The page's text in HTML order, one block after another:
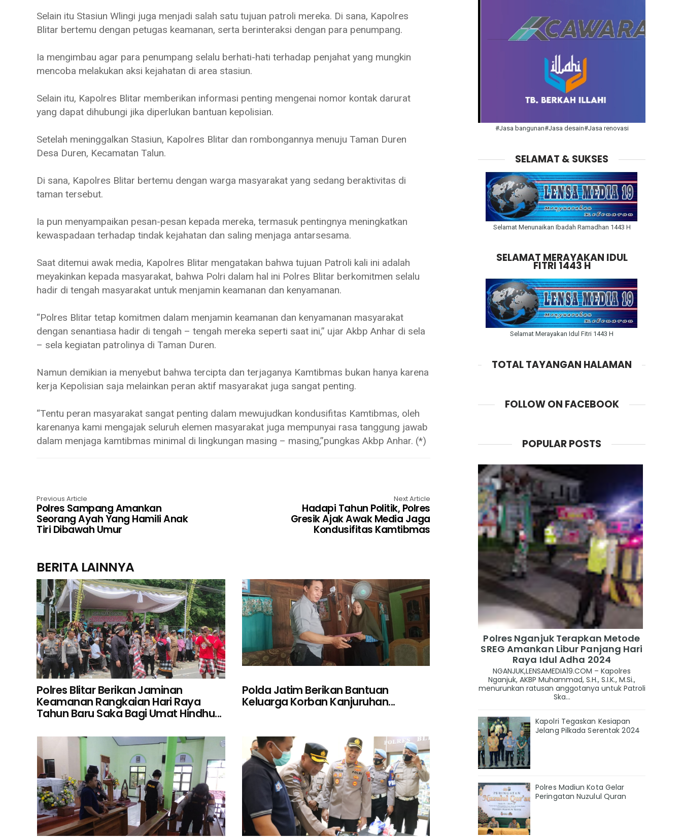
Selain itu Stasiun Wlingi juga menjadi salah satu tujuan patroli mereka. Di sana, Kapolres
Blitar bertemu dengan petugas keamanan, serta berinteraksi dengan para penumpang.
Ia mengimbau agar para penumpang selalu berhati-hati terhadap penjahat yang mungkin
mencoba melakukan aksi kejahatan di area stasiun.
Selain itu, Kapolres Blitar memberikan informasi penting mengenai nomor kontak darurat
yang dapat dihubungi jika diperlukan bantuan kepolisian.
Setelah meninggalkan Stasiun, Kapolres Blitar dan rombongannya menuju Taman Duren
Desa Duren, Kecamatan Talun.
Di sana, Kapolres Blitar bertemu dengan warga masyarakat yang sedang beraktivitas di
taman tersebut.
Ia pun menyampaikan pesan-pesan kepada mereka, termasuk pentingnya meningkatkan
kewaspadaan terhadap tindak kejahatan dan saling menjaga antarsesama.
Saat ditemui awak media, Kapolres Blitar mengatakan bahwa tujuan Patroli kali ini adalah
meyakinkan kepada masyarakat, bahwa Polri dalam hal ini Polres Blitar berkomitmen selalu
hadir di tengah masyarakat untuk menjamin keamanan dan kenyamanan.
“Polres Blitar tetap komitmen dalam menjamin keamanan dan kenyamanan masyarakat
dengan senantiasa hadir di tengah – tengah mereka seperti saat ini,” ujar Akbp Anhar di sela
– sela kegiatan patrolinya di Taman Duren.
Namun demikian ia menyebut bahwa tercipta dan terjaganya Kamtibmas bukan hanya karena
kerja Kepolisian saja melainkan peran aktif masyarakat juga sangat penting.
“Tentu peran masyarakat sangat penting dalam mewujudkan kondusifitas Kamtibmas, oleh
karenanya kami mengajak seluruh elemen masyarakat juga mempunyai rasa tanggung jawab
dalam menjaga kamtibmas minimal di lingkungan masing – masing,”pungkas Akbp Anhar. (*)
Previous Article
Polres Sampang Amankan
Seorang Ayah Yang Hamili Anak
Tiri Dibawah Umur
Next Article
Hadapi Tahun Politik, Polres
Gresik Ajak Awak Media Jaga
Kondusifitas Kamtibmas
BERITA LAINNYA
Polres Blitar Berikan Jaminan
Keamanan Rangkaian Hari Raya
Tahun Baru Saka Bagi Umat Hindhu...
Polda Jatim Berikan Bantuan
Keluarga Korban Kanjuruhan...
#Jasa bangunan#Jasa desain#Jasa renovasi
SELAMAT & SUKSES
Selamat Menunaikan Ibadah Ramadhan 1443 H
SELAMAT MERAYAKAN IDUL
FITRI 1443 H
Selamat Merayakan Idul Fitri 1443 H
TOTAL TAYANGAN HALAMAN
FOLLOW ON FACEBOOK
POPULAR POSTS
Polres Nganjuk Terapkan Metode
SREG Amankan Libur Panjang Hari
Raya Idul Adha 2024
NGANJUK,LENSAMEDIA19.COM – Kapolres
Nganjuk, AKBP Muhammad, S.H., S.I.K., M.Si.,
menurunkan ratusan anggotanya untuk Patroli
Ska...
Kapolri Tegaskan Kesiapan
Jelang Pilkada Serentak 2024
Polres Madiun Kota Gelar
Peringatan Nuzulul Quran